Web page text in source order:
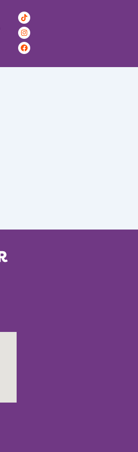
Tiktok
Instagram
Facebook